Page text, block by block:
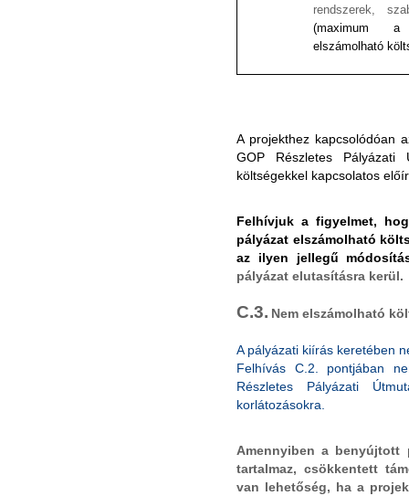
rendszerek,
(maximum
elszámolható
A projekthez kapcsolódóan
GOP Részletes Pályázati
költségekkel kapcsolatos
Felhívjuk a figyelmet,
pályázat elszámolható
az ilyen jellegű
pályázat elutasításra kerül.
C.3. Nem elszámolható
A pályázati kiírás keretében
Felhívás C.2. pontjában
Részletes Pályázati
korlátozásokra.
Amennyiben a benyújtott
tartalmaz, csökkentett
van lehetőség, ha a